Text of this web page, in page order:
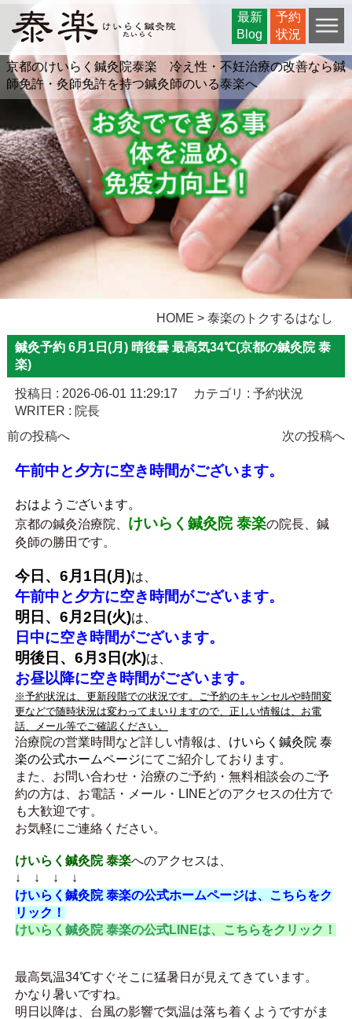
京都のけいらく鍼灸院泰楽 冷え性・不妊治療の改善なら鍼
師免許・灸師免許を持つ鍼灸師のいる泰楽へ
HOME >泰楽のトクするはなし
鍼灸予約 6月1日(月) 晴後曇 最高気34℃(京都の鍼灸院 泰
楽)
投稿日 : 2026-06-01 11:29:17 カテゴリ : 予約状況
WRITER : 院長
前の投稿へ
次の投稿へ
午前中と夕方に空き時間がございます。
おはようございます。
京都の鍼灸治療院、 けいらく鍼灸院 泰楽の院長、鍼
灸師の勝田です。
今日、 6月1 日(月 )は、
午前中と夕方に空き時間がございます。
明日、6月2 日(火)は、
日中に空き時間がございます。
明後日、6月3 日(水)は、
お昼以降に空き時間がございます。
※予約状況は、更新段階での状況です。ご予約のキャンセルや時間変
更などで随時状況は変わってまいりますので、正しい情報は、お電
話、メール等でご確認ください。
治療院の営業時間など詳しい情報は、 けいらく鍼灸院 泰
楽の公式ホームページにてご紹介しております。
また、お問い合わせ・治療のご予約・無料相談会のご予
約の方は、 お電話・メール・LINEどのアクセスの仕方で
も大歓迎です。
お気軽にご連絡ください。
けいらく鍼灸院 泰楽へのアクセスは、
↓ ↓ ↓ ↓
けいらく鍼灸院 泰楽の公式ホームページは、こちらをク
リック！
けいらく鍼灸院 泰楽の公式LINEは、こちらをクリック！
最高気温34℃すぐそこに猛暑日が見えてきています。
かなり暑いですね。
明日以降は、台風の影響で気温は落ち着くようですがま
最新
Blog
予約
状況
最新
Blog
予約
状況